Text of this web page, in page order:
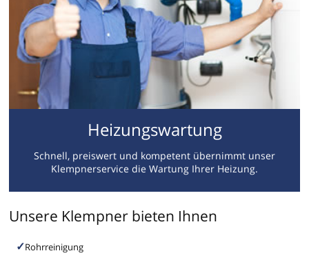
Heizungswartung
Schnell, preiswert und kompetent übernimmt unser
Klempnerservice die Wartung Ihrer Heizung.
Unsere Klempner bieten Ihnen
Rohrreinigung